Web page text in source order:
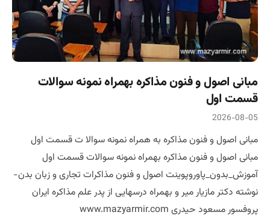
مبانی اصول و فنون مذاکره بهمراه نمونه سوالات
قسمت اول
2026-08-05
مبانی اصول و فنون مذاکره به همراه نمونه سوالا ت قسمت اول
مبانی اصول و فنون مذاکره بهمراه نمونه سوالات قسمت اول
آموزش_بدون_پاوروپوینت اصول و فنون مذاکرات تجاری و زبان بدن ­
نوشته دکتر مازیار میر و بهمراه درسهایی از پدر علم مذاکره ایران
پروفسور مسعود حیدری www.mazyarmir.com